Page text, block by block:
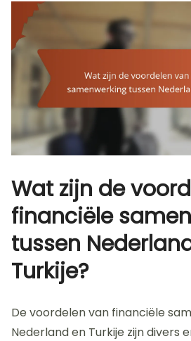
Wat zijn de
financiële
tussen
Turkije?
De voordelen van financiële
Nederland en Turkije zijn divers